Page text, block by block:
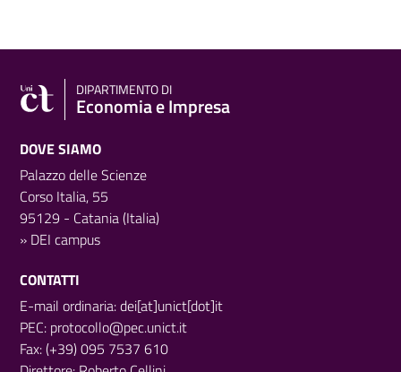
DIPARTIMENTO DI
Economia e Impresa
DOVE SIAMO
Palazzo delle Scienze
Corso Italia, 55
95129 - Catania (Italia)
» DEI campus
CONTATTI
E-mail ordinaria: dei[at]unict[dot]it
PEC: protocollo@pec.unict.it
Fax: (+39) 095 7537 610